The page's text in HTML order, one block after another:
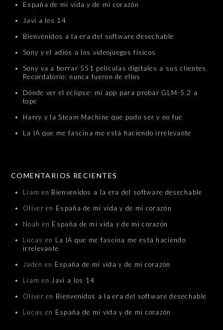
España de mi vida y de mi corazón
Javi a los 14
Bienvenidos a la era del software desechable
Sony y el adiós a los videojuegos físicos
Sony va a borrar 551 películas digitales a sus clientes.
Recordatorio: nunca fueron de ellos
Dónde ver el eclipse: mi app para probar GLM-5.2 a
tope
Harry y la Steam Machine que pudo ser y no fue
La IA que me fascina me está haciendo irrelevante
COMENTARIOS RECIENTES
Liam en Bienvenidos a la era del software desechable
Oliver en España de mi vida y de mi corazón
Noah en España de mi vida y de mi corazón
Lucas en La IA que me fascina me está haciendo
irrelevante
Jaden en España de mi vida y de mi corazón
Liam en Javi a los 14
Oliver en Bienvenidos a la era del software desechable
Lucas en España de mi vida y de mi corazón